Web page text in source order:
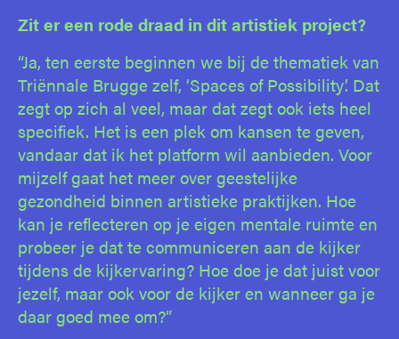
Zit er een rode draad in dit artistiek project?
“Ja, ten eerste beginnen we bij de thematiek van
Triënnale Brugge zelf, ‘Spaces of Possibility’. Dat
zegt op zich al veel, maar dat zegt ook iets heel
specifiek. Het is een plek om kansen te geven,
vandaar dat ik het platform wil aanbieden. Voor
mijzelf gaat het meer over geestelijke
gezondheid binnen artistieke praktijken. Hoe
kan je reflecteren op je eigen mentale ruimte en
probeer je dat te communiceren aan de kijker
tijdens de kijkervaring? Hoe doe je dat juist voor
jezelf, maar ook voor de kijker en wanneer ga je
daar goed mee om?”